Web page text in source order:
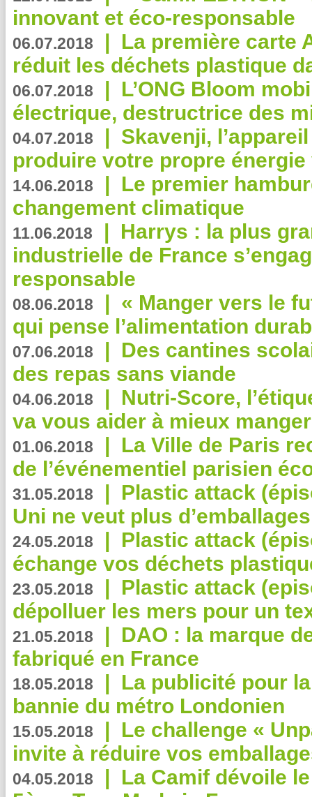
innovant et éco-responsable
06.07.2018 | La première carte
réduit les déchets plastique
06.07.2018 | L’ONG Bloom
électrique, destructrice des
04.07.2018 | Skavenji,
produire votre propre
14.06.2018 | Le premier
changement climatique
11.06.2018 | Harrys : la plus
industrielle de France
responsable
08.06.2018 | « Manger vers le
qui pense l’alimentation
07.06.2018 | Des cantines
des repas sans viande
04.06.2018 | Nutri-Score,
va vous aider à mieux
01.06.2018 | La Ville de Paris
de l’événementiel parisien
31.05.2018 | Plastic attack
Uni ne veut plus
24.05.2018 | Plastic attack
échange vos déchets
23.05.2018 | Plastic attack
dépolluer les mers pour un
21.05.2018 | DAO : la marque
fabriqué en France
18.05.2018 | La publicité pour
bannie du métro Londonien
15.05.2018 | Le challenge «
invite à réduire vos
04.05.2018 | La Camif dévoile